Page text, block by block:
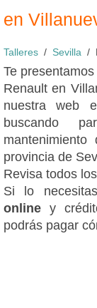
en
Talleres Sevilla
Te
Renault en
nuestra web
buscando
provincia de
Revisa todos los
Si lo
online y
podrás pagar